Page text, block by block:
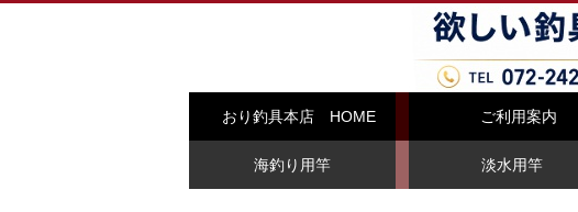
おり釣具本店 HOME ご利用案内
海釣り用竿 淡水用竿